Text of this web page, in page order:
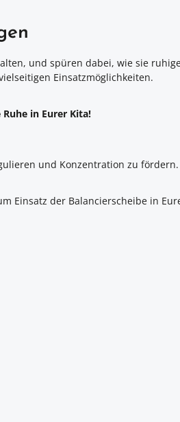
und spüren dabei, wie sie
Einsatzmöglichkeiten.
in Eurer Kita!
und Konzentration zu fördern.
Einsatz der Balancierscheibe in